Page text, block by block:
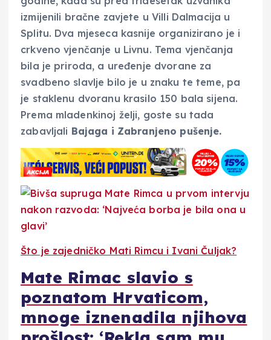
izmijenili bračne zavjete u Villi Dalmacija u
Splitu. Dva mjeseca kasnije organizirano je i
crkveno vjenčanje u Livnu. Tema vjenčanja
bila je priroda, a uređenje dvorane za
svadbeno slavlje bilo je u znaku te teme, pa
je staklenu dvoranu krasilo 150 bala sijena.
Prema mladenkinoj želji, goste su tada
zabavljali Bajaga i Zabranjeno pušenje.
Što je zajedničko Mati Rimcu i Ivani Čuljak?
Mate Rimac slavio s
poznatom Hrvaticom,
mnoge iznenadila njihova